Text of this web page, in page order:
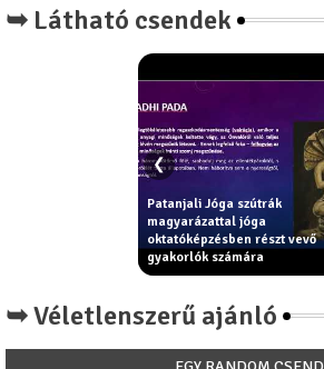
➥ Látható csendek
Patanjali Jóga szútrák
magyarázattal jóga
oktatóképzésben részt vevő
gyakorlók számára
❮
➥ Véletlenszerű ajánló